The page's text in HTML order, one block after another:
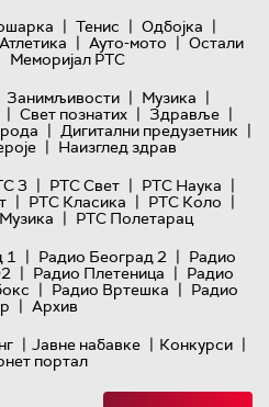
| Тенис | Одбојка |
Атлетика | Ауто-мото | Остали
Меморијал РТС
Занимљивости | Музика |
| Свет познатих | Здравље |
| Дигитални предузетник |
| Наизглед здрав
3 | РТС Свет | РТС Наука |
| РТС Класика | РТС Коло |
| РТС Полетарац
1 | Радио Београд 2 | Радио
| Радио Плетеница | Радио
| Радио Вртешка | Радио
| Архив
| Јавне набавке | Конкурси |
портал